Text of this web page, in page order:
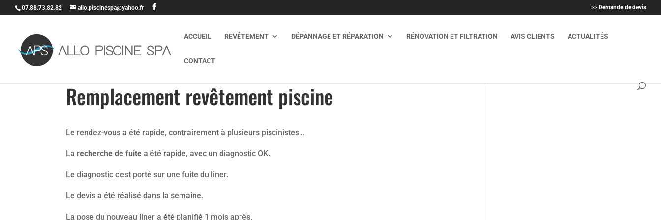
07.88.73.82.82 allo.piscinespa@yahoo.fr >> Demande de devis
ACCUEIL REVÊTEMENT DÉPANNAGE ET RÉPARATION RÉNOVATION ET FILTRATION AVIS CLIENTS ACTUALITÉS
CONTACT
Remplacement revêtement piscine
Le rendez-vous a été rapide, contrairement à plusieurs piscinistes…
La recherche de fuite a été rapide, avec un diagnostic OK.
Le diagnostic c’est porté sur une fuite du liner.
Le devis a été réalisé dans la semaine.
La pose du nouveau liner a été planifié 1 mois après.